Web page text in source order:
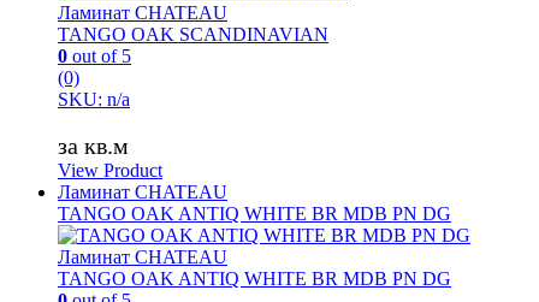
Ламинат CHATEAU
TANGO OAK SCANDINAVIAN
0 out of 5
(0)
SKU: n/a
за кв.м
View Product
Ламинат CHATEAU
TANGO OAK ANTIQ WHITE BR MDB PN DG
Ламинат CHATEAU
TANGO OAK ANTIQ WHITE BR MDB PN DG